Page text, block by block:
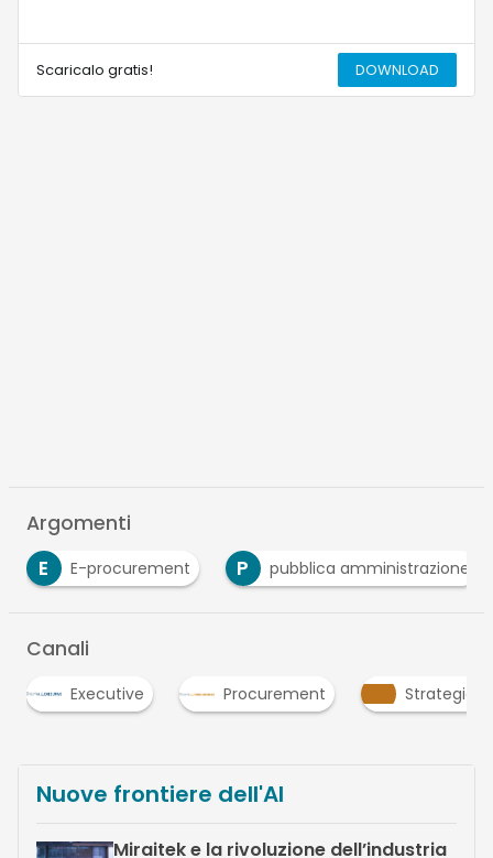
Scaricalo gratis! DOWNLOAD
Argomenti
E
E-procurement P pubblica amministrazione
Canali
Executive Procurement Strategie
Nuove frontiere dell'AI
Miraitek e la rivoluzione dell’industria